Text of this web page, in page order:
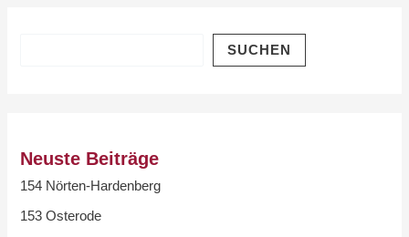
SUCHEN
Neuste Beiträge
154 Nörten-Hardenberg
153 Osterode